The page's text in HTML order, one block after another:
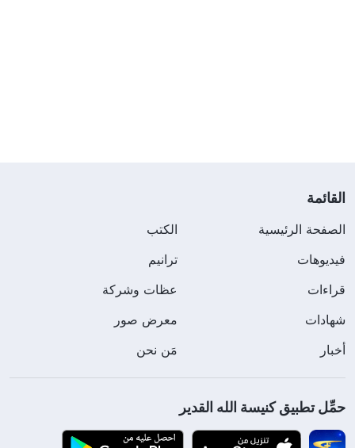
القائمة
الصفحة الرئيسية
الكتب
فيديوهات
ترانيم
قراءات
عظات وشركة
شهادات
معرض صور
أخبار
مَن نحن
حمِّل تطبيق كنيسة الله القدير